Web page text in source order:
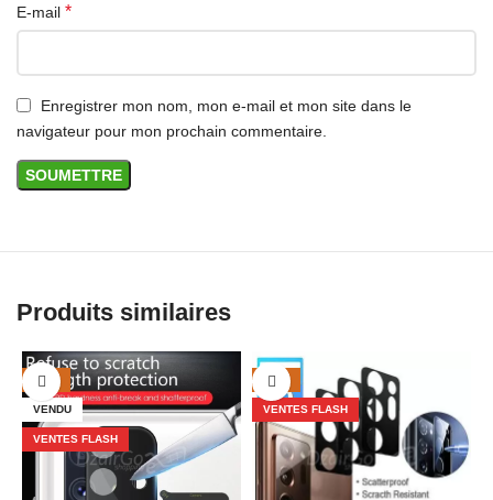
E-mail *
Enregistrer mon nom, mon e-mail et mon site dans le
navigateur pour mon prochain commentaire.
Produits similaires
-50%
VENDU
VENTES FLASH
-50%
VENTES FLASH